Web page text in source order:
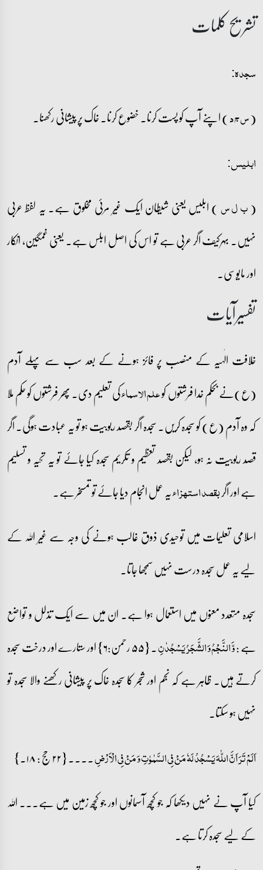
تشریح کلمات
سجدہ:
(س ج د) اپنے آپ کو پست کرنا۔ خضوع کرنا۔ خاک پر پیشانی رکھنا۔
ابلیس:
(ب ل س) ابلیس یعنی شیطان ایک غیر مرئی مخلوق ہے۔ یہ لفظ عربی
نہیں۔ بہرکیف اگر عربی ہے تو اس کی اصل ابلس ہے۔ یعنی غمگین، انکار
اور مایوسی۔
تفسیرآیات
خلافت الٰہیہ کے منصب پر فائز ہونے کے بعد سب سے پہلے آدم
(ع)نے بحکم خدا فرشتوں کوعلم الاسماءکی تعلیم دی۔ پھر فرشتوں کو حکم ملا
کہ وہ آدم (ع) کو سجدہ کریں۔ سجدہ اگر بقصد ربوبیت ہو تو یہ عبادت ہوگی۔ اگر
قصد ربوبیت نہ ہو، لیکن بقصد تعظیم و تکریم سجدہ کیا جائے تو یہ تحیہ و تسلیم
ہے اور اگربقصد استہزاءیہ عمل انجام دیا جائے تو تمسخر ہے۔
اسلامی تعلیمات میں توحیدی ذوق غالب ہونے کی وجہ سے غیر اللہ کے
لیے یہ عمل سجدہ درست نہیں سمجھا جاتا۔
سجدہ متعدد معنوں میں استعمال ہوا ہے۔ ان میں سے ایک تذلل و تواضع
ہے :وَّ النَّجۡمُ وَ الشَّجَرُ یَسۡجُدٰنِ
۔ {۵۵ رحمن:۶} اور ستارے اور درخت سجدہ
کرتے ہیں۔ ظاہر ہے کہ نجم اور شجر کا سجدہ خاک پر پیشانی رکھنے والا سجدہ تو
نہیں ہو سکتا۔
اَلَمۡ تَرَ اَنَّ اللّٰہَ یَسۡجُدُ لَہٗ مَنۡ فِی السَّمٰوٰتِ وَ مَنۡ فِی الۡاَرۡضِ۔۔۔۔ {۲۲ حج : ۱۸۔}
کیا آپ نے نہیں دیکھا کہ جو کچھ آسمانوں اور جو کچھ زمین میں ہے۔۔۔ اللہ
کے لیے سجدہ کرتا ہے۔